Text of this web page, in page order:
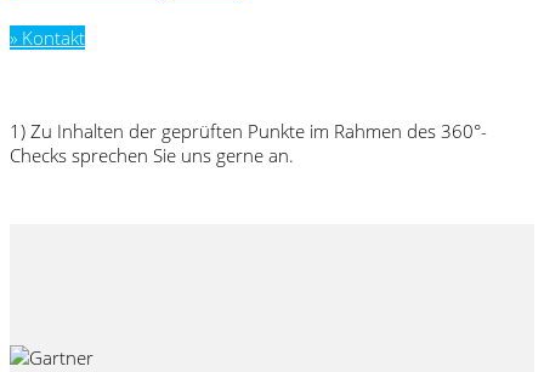
» Kontakt
1) Zu Inhalten der geprüften Punkte im Rahmen des 360°-
Checks sprechen Sie uns gerne an.